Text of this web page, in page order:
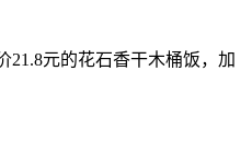
元的花石香干木桶饭，加